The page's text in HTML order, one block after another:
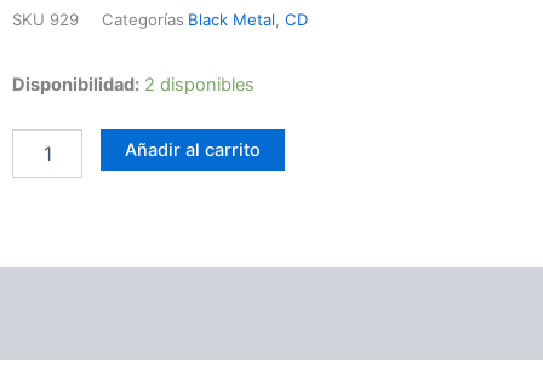
SKU 929 Categorías Black Metal, CD
Disponibilidad: 2 disponibles
Sigh
Hangman's
Hymn
-
Añadir al carrito